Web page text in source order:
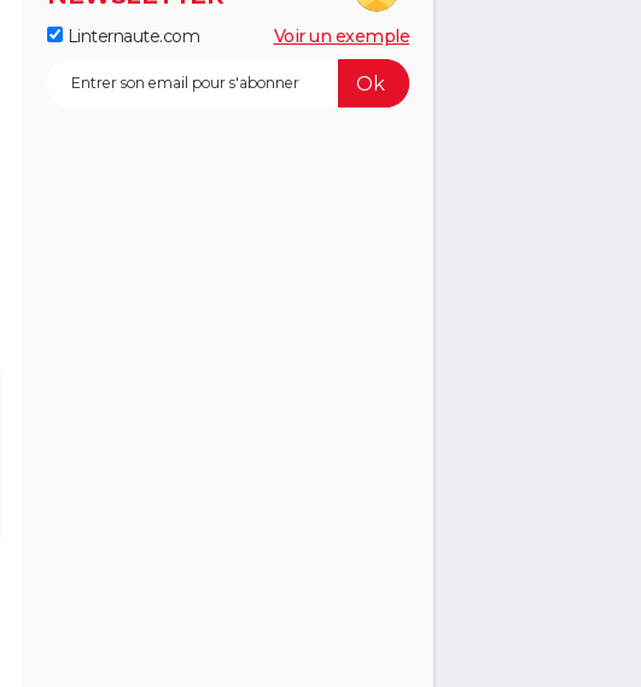
Linternaute.com Voir un exemple